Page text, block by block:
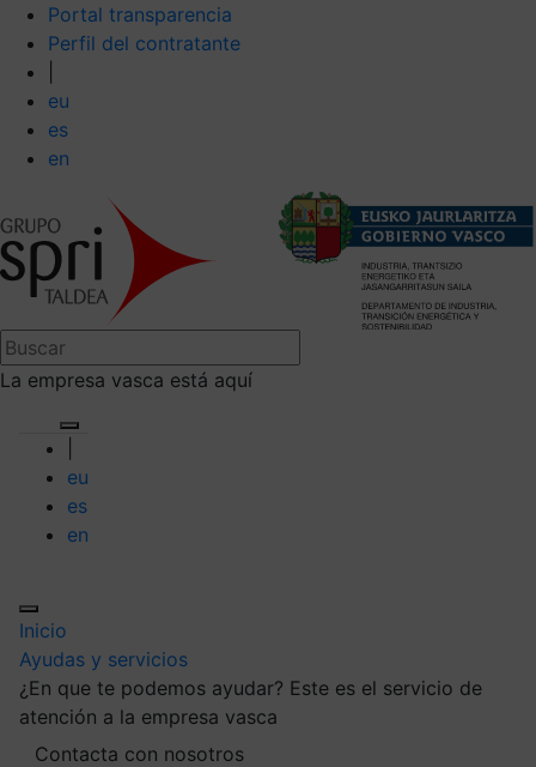
Portal transparencia
Perfil del contratante
eu
es
en
La empresa vasca está aquí
eu
es
en
Inicio
Ayudas y servicios
¿En que te podemos ayudar? Este es el servicio de
atención a la empresa vasca
Contacta con nosotros